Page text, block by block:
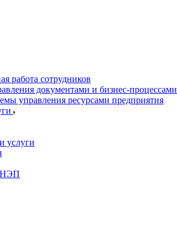
работа сотрудников
документами и бизнес-процессами
управления ресурсами предприятия
услуги
НЭП